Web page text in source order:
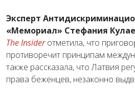
Эксперт
«Мемориал» Стефания
The Insiderотметила, что
противоречит принципам
также рассказала, что Латвия
права беженцев, незаконно